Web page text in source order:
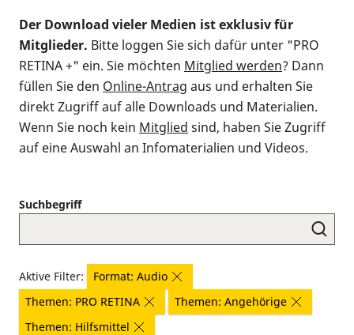
Der Download vieler Medien ist exklusiv für
Mitglieder. Bitte loggen Sie sich dafür unter "PRO
RETINA +" ein. Sie möchten Mitglied werden? Dann
füllen Sie den Online-Antrag aus und erhalten Sie
direkt Zugriff auf alle Downloads und Materialien.
Wenn Sie noch kein Mitglied sind, haben Sie Zugriff
auf eine Auswahl an Infomaterialien und Videos.
Suchbegriff
Aktive Filter:
Format: Audio
Themen: PRO RETINA
Themen: Angehörige
Themen: Hilfsmittel